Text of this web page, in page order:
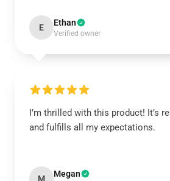
E Ethan
Verified owner
I’m thrilled with this product! It’s
and fulfills all my expectations.
M Megan